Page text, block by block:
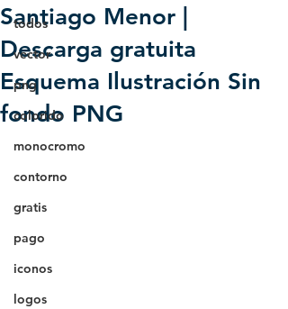
todos
vector
png
colorido
monocromo
contorno
gratis
pago
iconos
logos
Santiago Menor |
Descarga gratuita
Esquema Ilustración Sin
fondo PNG